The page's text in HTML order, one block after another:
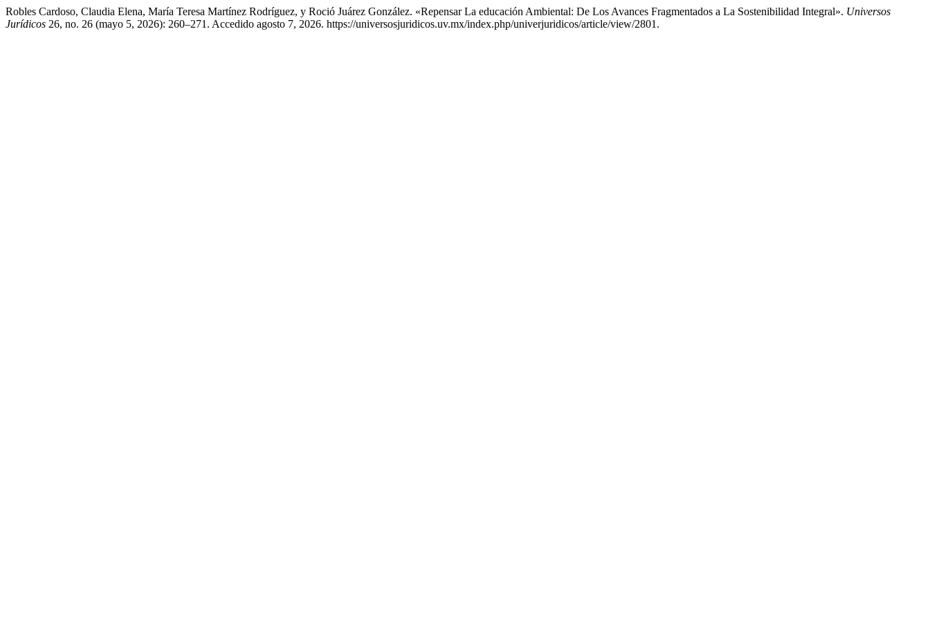
Robles Cardoso, Claudia Elena, María Teresa Martínez Rodríguez, y Roció Juárez González. «Repensar La educación Ambiental: De Los Avances Fragmentados a La Sostenibilidad Integral». Universos
Jurídicos 26, no. 26 (mayo 5, 2026): 260–271. Accedido agosto 7, 2026. https://universosjuridicos.uv.mx/index.php/univerjuridicos/article/view/2801.